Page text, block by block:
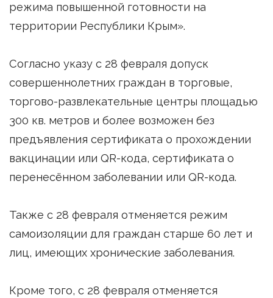
режима повышенной готовности на
территории Республики Крым».
Согласно указу с 28 февраля допуск
совершеннолетних граждан в торговые,
торгово-развлекательные центры площадью
300 кв. метров и более возможен без
предъявления сертификата о прохождении
вакцинации или QR-кода, сертификата о
перенесённом заболевании или QR-кода.
Также с 28 февраля отменяется режим
самоизоляции для граждан старше 60 лет и
лиц, имеющих хронические заболевания.
Кроме того, с 28 февраля отменяется